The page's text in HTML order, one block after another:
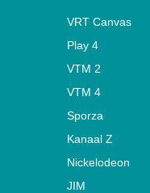
VRT Canvas
Play 4
VTM 2
VTM 4
Sporza
Kanaal Z
Nickelodeon
JIM